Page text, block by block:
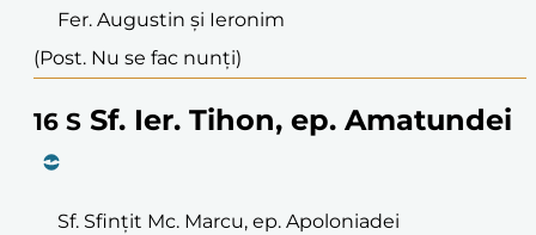
Fer. Augustin și Ieronim
(Post. Nu se fac nunți)
16 S Sf. Ier. Tihon, ep. Amatundei
Sf. Sfințit Mc. Marcu, ep. Apoloniadei